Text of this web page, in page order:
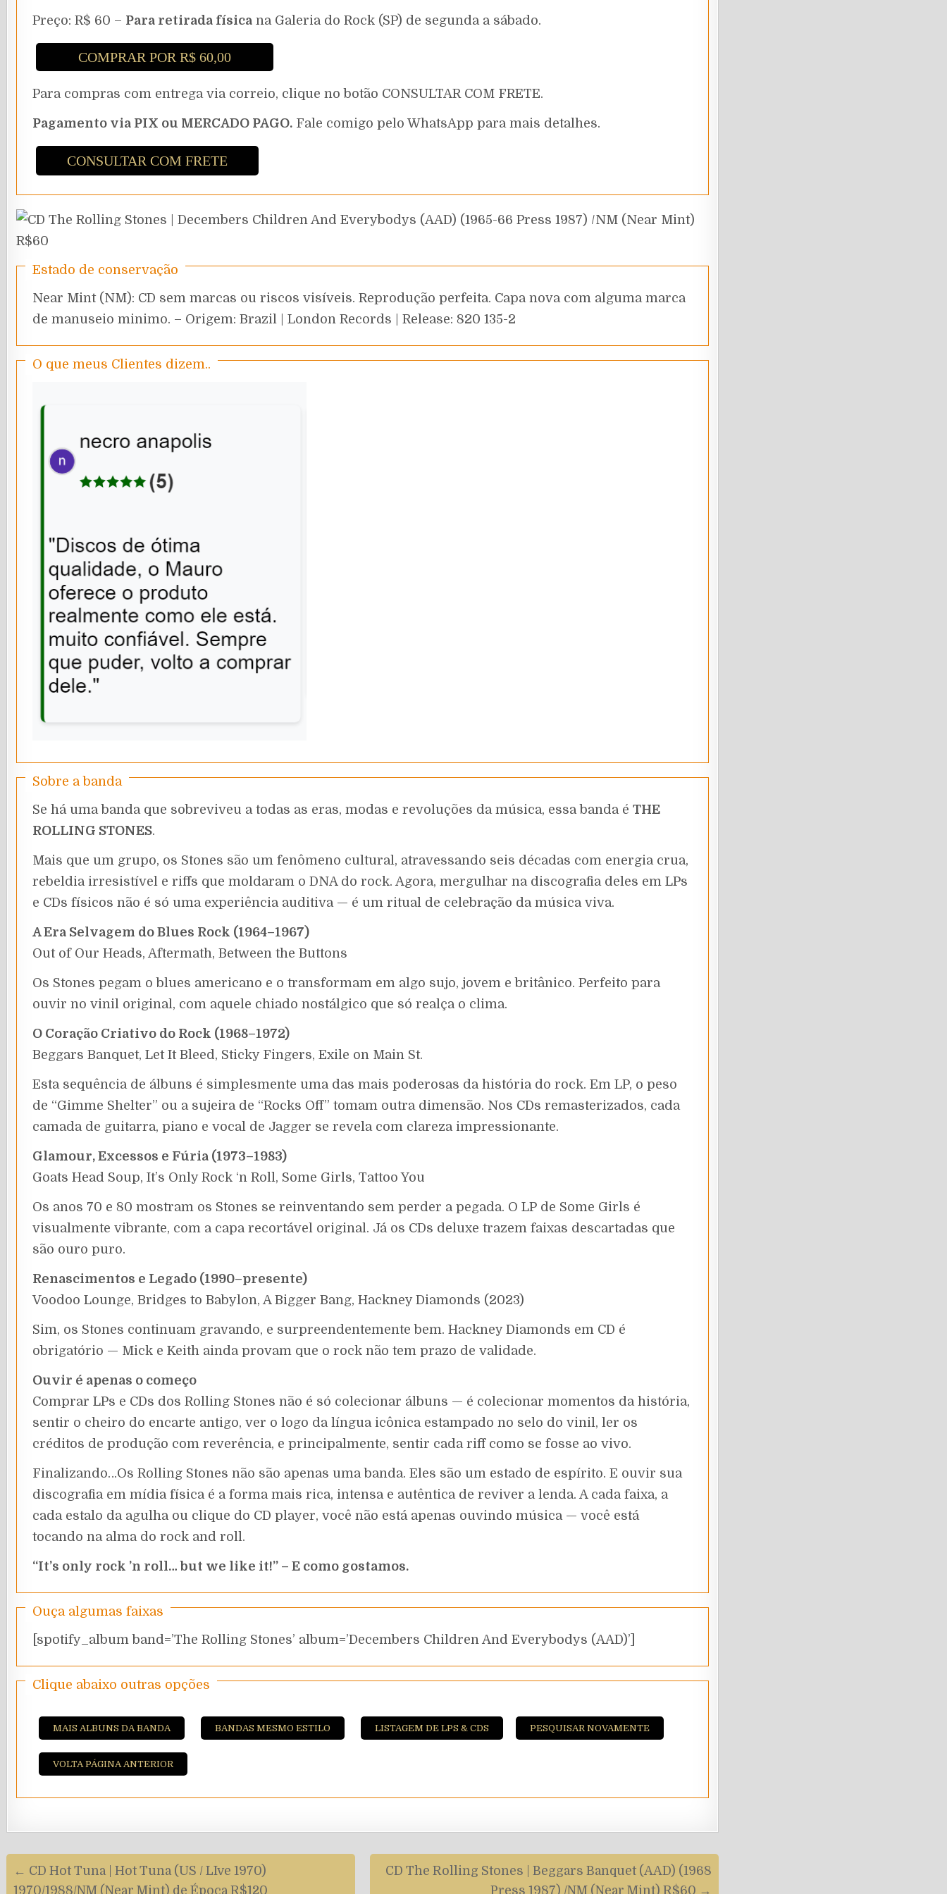
Preço: R$ 60 – Para retirada físicana Galeria do Rock (SP) de segunda a sábado.
COMPRAR POR R$ 60,00
Para compras com entrega via correio, clique no botão CONSULTAR COM FRETE.
Pagamento via PIX ou MERCADO PAGO.Fale comigo pelo WhatsApp para mais detalhes.
CONSULTAR COM FRETE
Estado de conservação
Near Mint (NM): CD sem marcas ou riscos visíveis. Reprodução perfeita. Capa nova com alguma marca
de manuseio minimo. – Origem: Brazil | London Records | Release: 820 135-2
O que meus Clientes dizem..
Sobre a banda
Se há uma banda que sobreviveu a todas as eras, modas e revoluções da música, essa banda é THE
ROLLING STONES.
Mais que um grupo, os Stones são um fenômeno cultural, atravessando seis décadas com energia crua,
rebeldia irresistível e riffs que moldaram o DNA do rock. Agora, mergulhar na discografia deles em LPs
e CDs físicos não é só uma experiência auditiva — é um ritual de celebração da música viva.
A Era Selvagem do Blues Rock (1964–1967)
Out of Our Heads, Aftermath, Between the Buttons
Os Stones pegam o blues americano e o transformam em algo sujo, jovem e britânico. Perfeito para
ouvir no vinil original, com aquele chiado nostálgico que só realça o clima.
O Coração Criativo do Rock (1968–1972)
Beggars Banquet, Let It Bleed, Sticky Fingers, Exile on Main St.
Esta sequência de álbuns é simplesmente uma das mais poderosas da história do rock. Em LP, o peso
de “Gimme Shelter” ou a sujeira de “Rocks Off” tomam outra dimensão. Nos CDs remasterizados, cada
camada de guitarra, piano e vocal de Jagger se revela com clareza impressionante.
Glamour, Excessos e Fúria (1973–1983)
Goats Head Soup, It’s Only Rock ‘n Roll, Some Girls, Tattoo You
Os anos 70 e 80 mostram os Stones se reinventando sem perder a pegada. O LP de Some Girls é
visualmente vibrante, com a capa recortável original. Já os CDs deluxe trazem faixas descartadas que
são ouro puro.
Renascimentos e Legado (1990–presente)
Voodoo Lounge, Bridges to Babylon, A Bigger Bang, Hackney Diamonds (2023)
Sim, os Stones continuam gravando, e surpreendentemente bem. Hackney Diamonds em CD é
obrigatório — Mick e Keith ainda provam que o rock não tem prazo de validade.
Ouvir é apenas o começo
Comprar LPs e CDs dos Rolling Stones não é só colecionar álbuns — é colecionar momentos da história,
sentir o cheiro do encarte antigo, ver o logo da língua icônica estampado no selo do vinil, ler os
créditos de produção com reverência, e principalmente, sentir cada riff como se fosse ao vivo.
Finalizando…Os Rolling Stones não são apenas uma banda. Eles são um estado de espírito. E ouvir sua
discografia em mídia física é a forma mais rica, intensa e autêntica de reviver a lenda. A cada faixa, a
cada estalo da agulha ou clique do CD player, você não está apenas ouvindo música — você está
tocando na alma do rock and roll.
“It’s only rock ’n roll… but we like it!” – E como gostamos.
Ouça algumas faixas
[spotify_album band=’The Rolling Stones’ album=’Decembers Children And Everybodys (AAD)’]
Clique abaixo outras opções
MAIS ALBUNS DA BANDA BANDAS MESMO ESTILO LISTAGEM DE LPS & CDS PESQUISAR NOVAMENTE
VOLTA PÁGINA ANTERIOR
Navegação
de
CD The Rolling Stones | Beggars Banquet (AAD) (1968
Press 1987) /NM (Near Mint) R$60 →
← CD Hot Tuna | Hot Tuna (US / LIve 1970)
1970/1988/NM (Near Mint) de Época R$120